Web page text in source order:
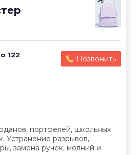
122
Позвонить
портфелей, школьных
Устранение разрывов,
замена ручек, молний и